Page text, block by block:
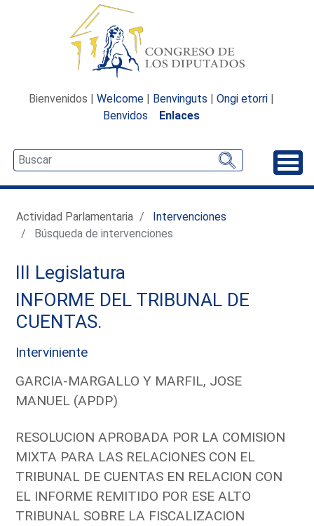
Bienvenidos | Welcome | Benvinguts | Ongi etorri |
Benvidos
Enlaces
Actividad Parlamentaria
Intervenciones
Búsqueda de intervenciones
III Legislatura
INFORME DEL TRIBUNAL DE
CUENTAS.
Interviniente
GARCIA-MARGALLO Y MARFIL, JOSE
MANUEL (APDP)
RESOLUCION APROBADA POR LA COMISION
MIXTA PARA LAS RELACIONES CON EL
TRIBUNAL DE CUENTAS EN RELACION CON
EL INFORME REMITIDO POR ESE ALTO
TRIBUNAL SOBRE LA FISCALIZACION